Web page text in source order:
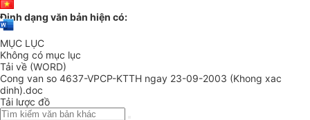
Định dạng văn bản hiện có:
MỤC LỤC
Không có mục lục
Tải về (WORD)
Cong van so 4637-VPCP-KTTH ngay 23-09-2003 (Khong xac
dinh).doc
Tải lược đồ